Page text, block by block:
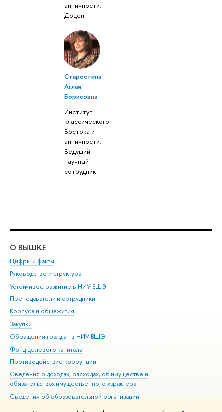
античности:
Доцент
Старостина
Аглая
Борисовна
Институт
классического
Востока и
античности:
Ведущий
научный
сотрудник
О ВЫШКЕ
Цифры и факты
Руководство и структура
Устойчивое развитие в НИУ ВШЭ
Преподаватели и сотрудники
Корпуса и общежития
Закупки
Обращения граждан в НИУ ВШЭ
Фонд целевого капитала
Противодействие коррупции
Сведения о доходах, расходах, об имуществе и
обязательствах имущественного характера
Сведения об образовательной организации
Людям с ограниченными возможностями здоровья